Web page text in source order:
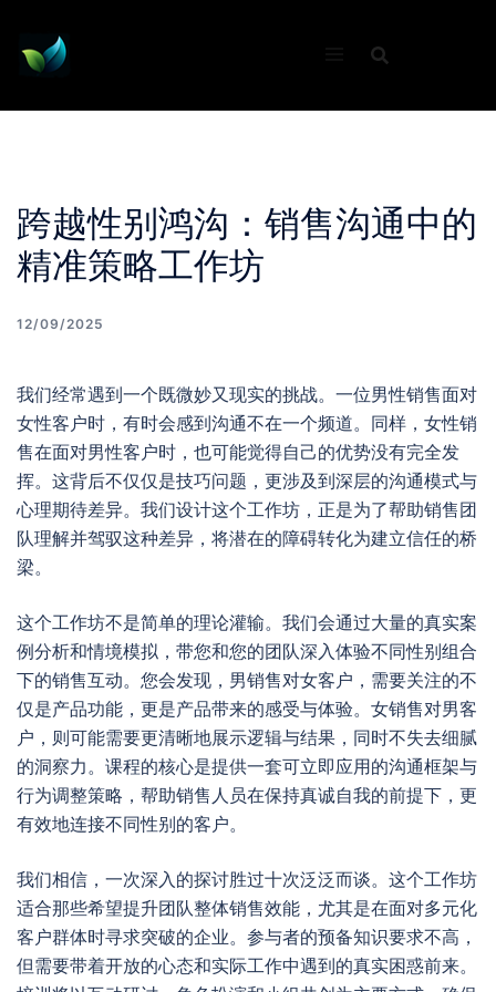
content
跨越性别鸿沟：销售沟通中的
精准策略工作坊
12/09/2025
我们经常遇到一个既微妙又现实的挑战。一位男性销售面对
女性客户时，有时会感到沟通不在一个频道。同样，女性销
售在面对男性客户时，也可能觉得自己的优势没有完全发
挥。这背后不仅仅是技巧问题，更涉及到深层的沟通模式与
心理期待差异。我们设计这个工作坊，正是为了帮助销售团
队理解并驾驭这种差异，将潜在的障碍转化为建立信任的桥
梁。
这个工作坊不是简单的理论灌输。我们会通过大量的真实案
例分析和情境模拟，带您和您的团队深入体验不同性别组合
下的销售互动。您会发现，男销售对女客户，需要关注的不
仅是产品功能，更是产品带来的感受与体验。女销售对男客
户，则可能需要更清晰地展示逻辑与结果，同时不失去细腻
的洞察力。课程的核心是提供一套可立即应用的沟通框架与
行为调整策略，帮助销售人员在保持真诚自我的前提下，更
有效地连接不同性别的客户。
我们相信，一次深入的探讨胜过十次泛泛而谈。这个工作坊
适合那些希望提升团队整体销售效能，尤其是在面对多元化
客户群体时寻求突破的企业。参与者的预备知识要求不高，
但需要带着开放的心态和实际工作中遇到的真实困惑前来。